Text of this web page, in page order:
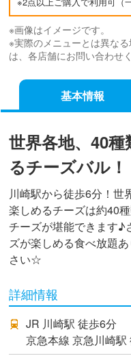
※画像はイメージです。
※実際のメニューとは異な
は、各店舗にお問い合わせ
基本情報
世界各地、40
るチーズバル！
川崎駅から徒歩6分！世
楽しめるチーズは約40
チーズが堪能できます♪
ズが楽しめる食べ放題
さい☆
詳細情報
JR 川崎駅 徒歩6分
京急本線 京急川崎駅